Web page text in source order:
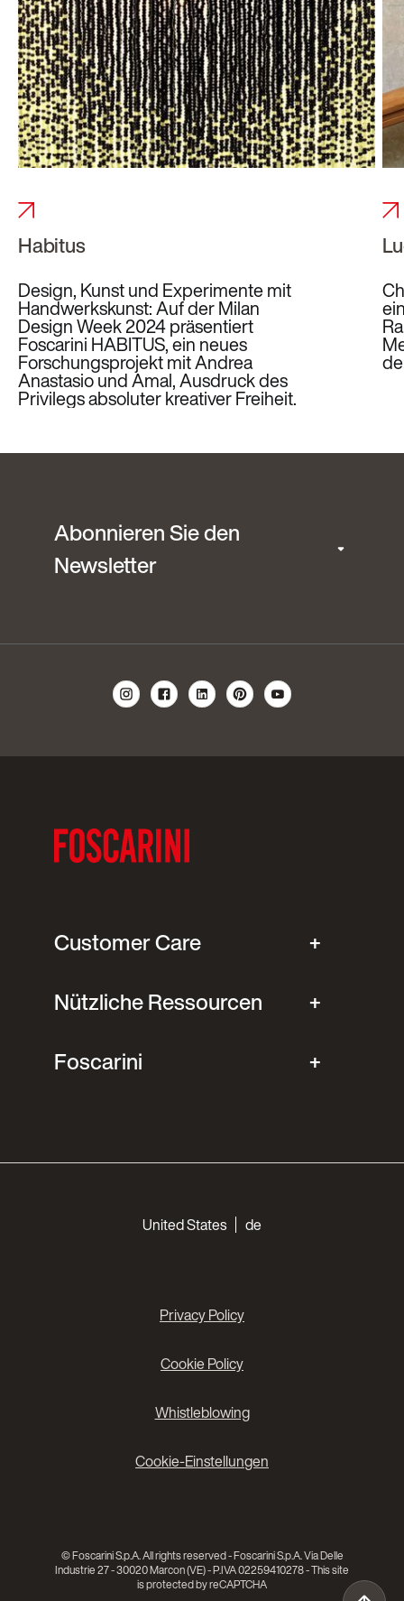
Habitus
Design, Kunst und Experimente mit
Handwerkskunst: Auf der Milan
Design Week 2024 präsentiert
Foscarini HABITUS, ein neues
Forschungsprojekt mit Andrea
Anastasio und Amal, Ausdruck des
Privilegs absoluter kreativer Freiheit.
Abonnieren Sie den
Newsletter
Customer Care
Nützliche Ressourcen
Foscarini
United States de
Privacy Policy
Cookie Policy
Whistleblowing
Cookie-Einstellungen
© Foscarini S.p.A. All rights reserved - Foscarini S.p.A. Via Delle
Industrie 27 - 30020 Marcon (VE) - P.IVA 02259410278 - This site
is protected by reCAPTCHA